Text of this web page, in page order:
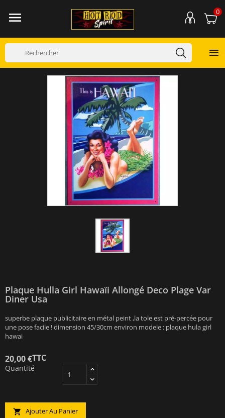
 0

Plaque Hulla Girl Hawaïi Allongé Deco Plage Var
Diner Usa
superbe plaque publicitaire en métal peint ,la tole est pré-percée pour
une pose facile ! dimension 45/30cm environ modele : plaque hula girl
hawai
20,00 €TTC
Quantité
 Ajouter Au Panier